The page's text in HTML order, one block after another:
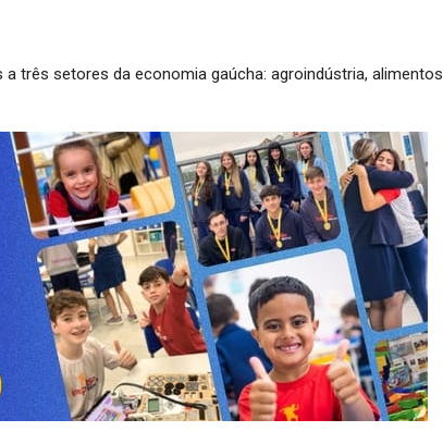
três setores da economia gaúcha: agroindústria, alimentos